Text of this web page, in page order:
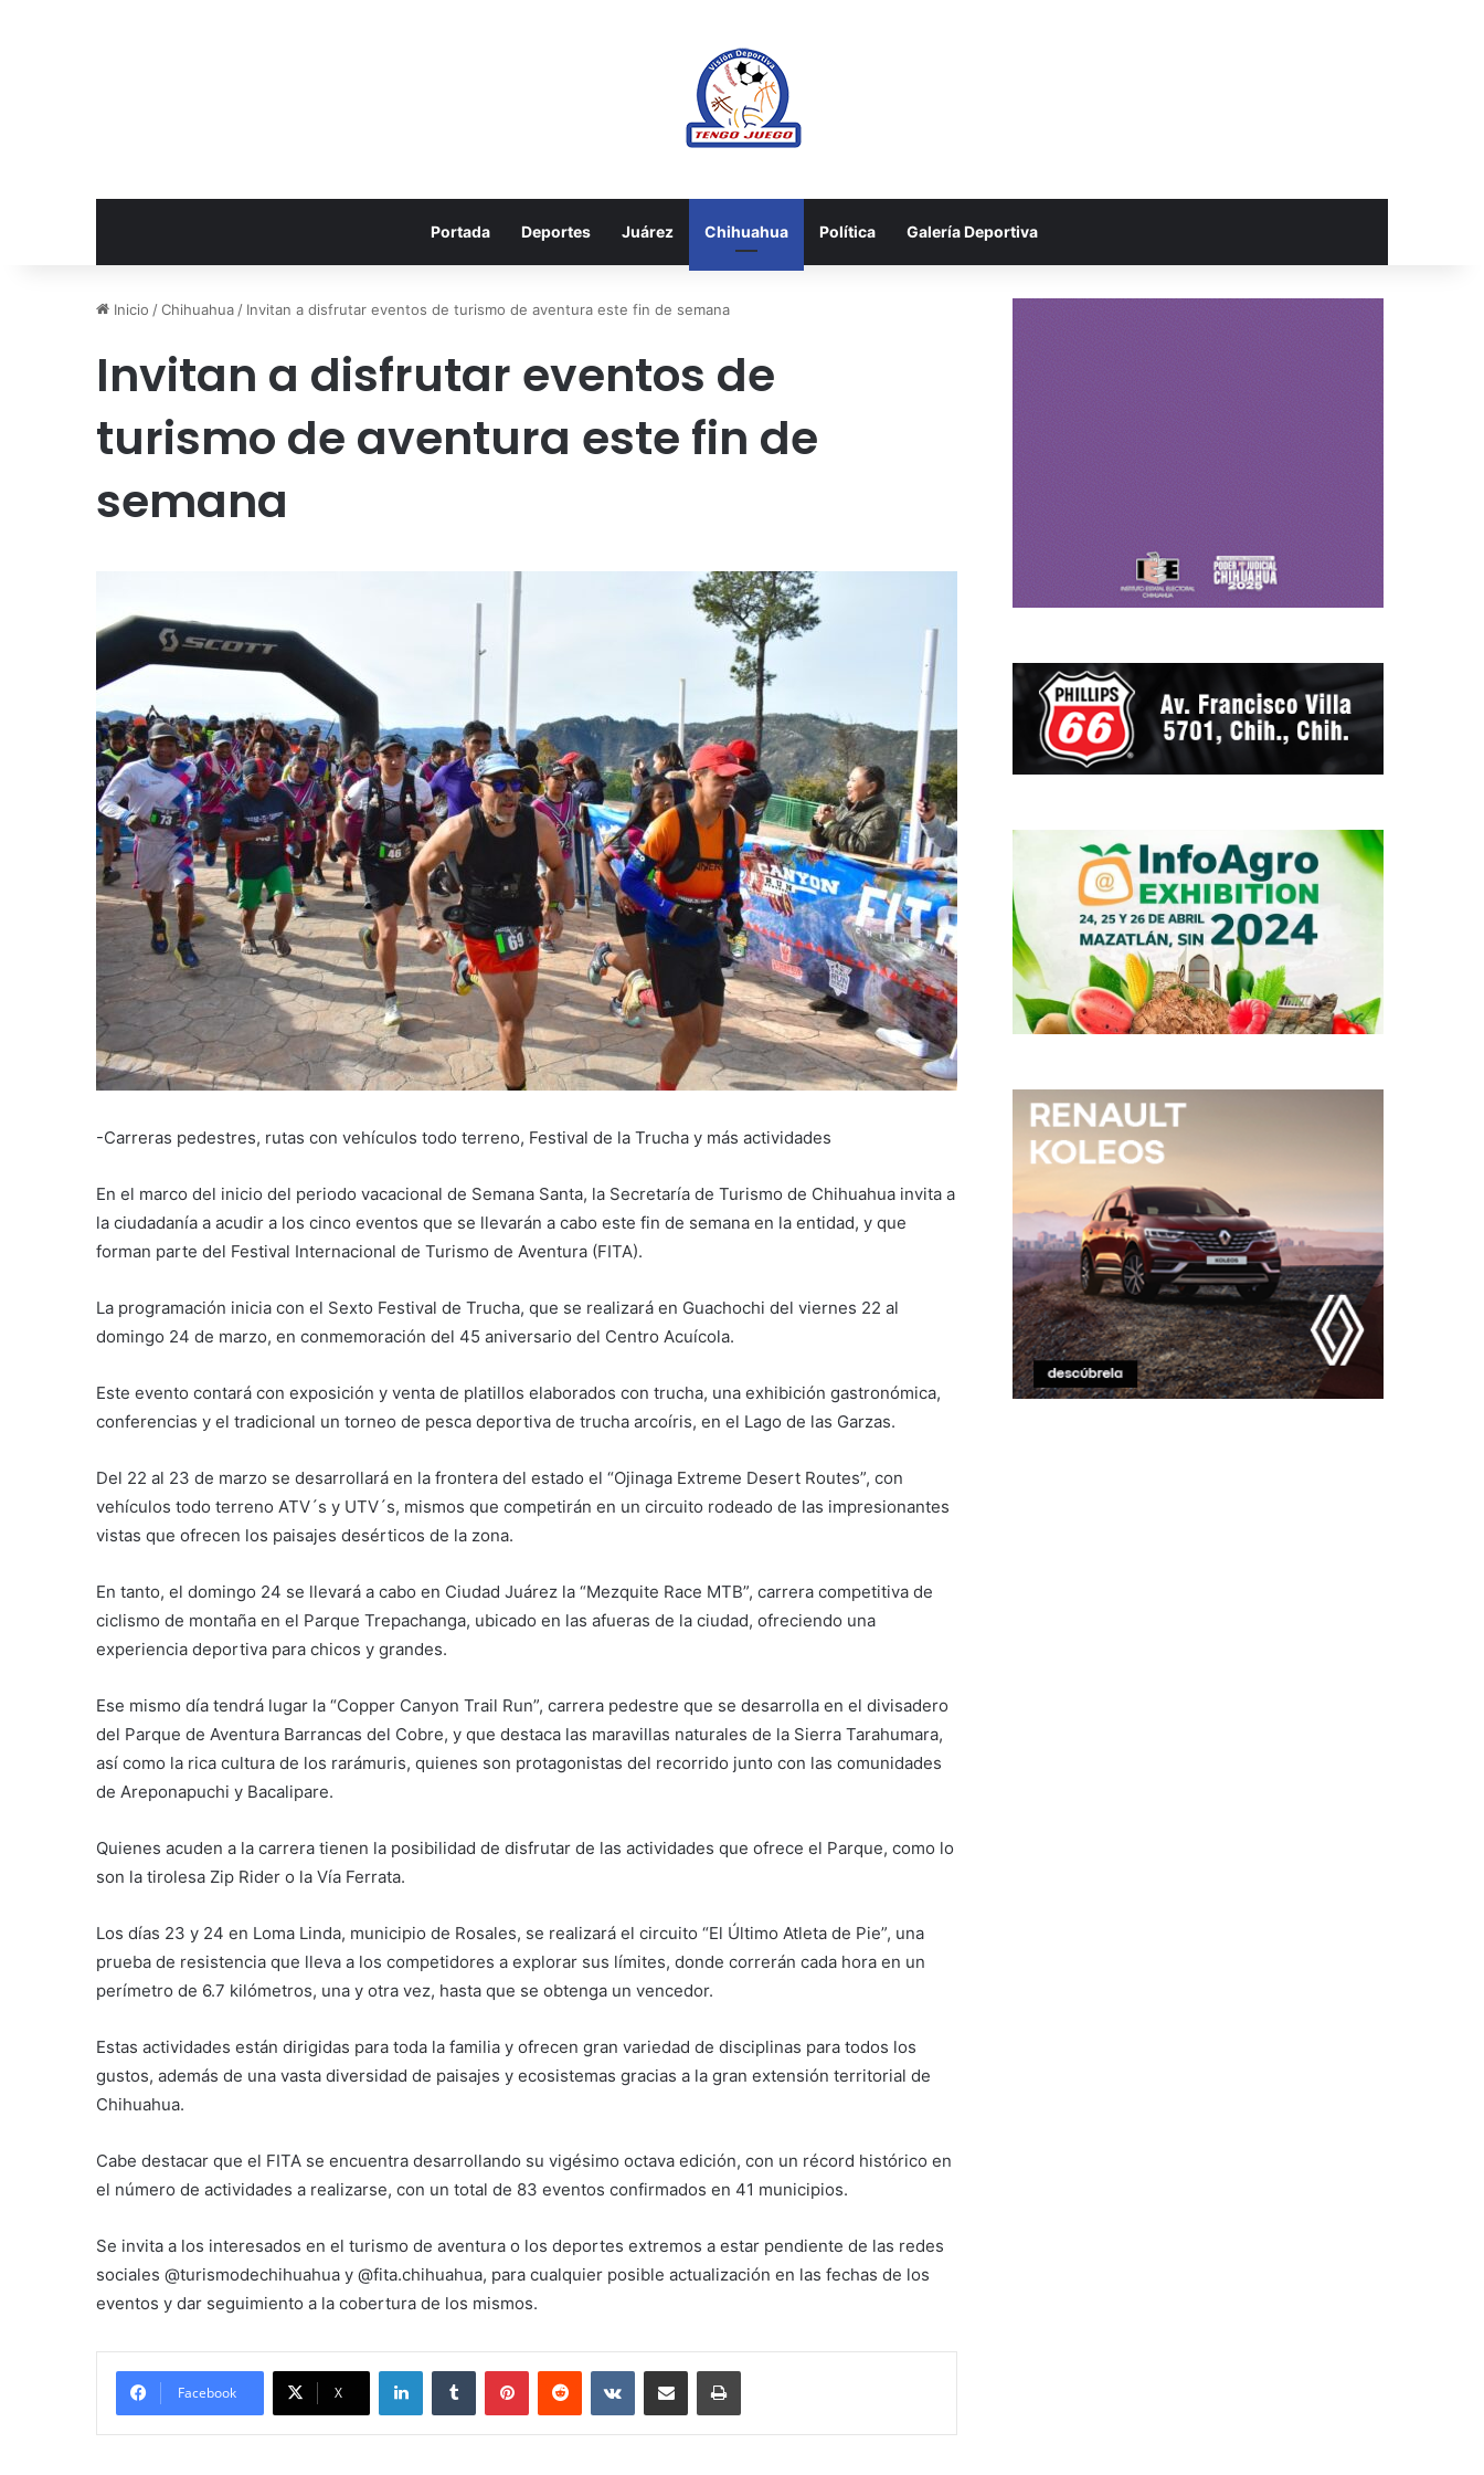
Portada Deportes Juárez Chihuahua Política Galería Deportiva
Inicio /Chihuahua / Invitan a disfrutar eventos de turismo de aventura este fin de semana
Invitan a disfrutar eventos de
turismo de aventura este fin de
semana
-Carreras pedestres, rutas con vehículos todo terreno, Festival de la Trucha y más actividades
En el marco del inicio del periodo vacacional de Semana Santa, la Secretaría de Turismo de Chihuahua invita a
la ciudadanía a acudir a los cinco eventos que se llevarán a cabo este fin de semana en la entidad, y que
forman parte del Festival Internacional de Turismo de Aventura (FITA).
La programación inicia con el Sexto Festival de Trucha, que se realizará en Guachochi del viernes 22 al
domingo 24 de marzo, en conmemoración del 45 aniversario del Centro Acuícola.
Este evento contará con exposición y venta de platillos elaborados con trucha, una exhibición gastronómica,
conferencias y el tradicional un torneo de pesca deportiva de trucha arcoíris, en el Lago de las Garzas.
Del 22 al 23 de marzo se desarrollará en la frontera del estado el “Ojinaga Extreme Desert Routes”, con
vehículos todo terreno ATV´s y UTV´s, mismos que competirán en un circuito rodeado de las impresionantes
vistas que ofrecen los paisajes desérticos de la zona.
En tanto, el domingo 24 se llevará a cabo en Ciudad Juárez la “Mezquite Race MTB”, carrera competitiva de
ciclismo de montaña en el Parque Trepachanga, ubicado en las afueras de la ciudad, ofreciendo una
experiencia deportiva para chicos y grandes.
Ese mismo día tendrá lugar la “Copper Canyon Trail Run”, carrera pedestre que se desarrolla en el divisadero
del Parque de Aventura Barrancas del Cobre, y que destaca las maravillas naturales de la Sierra Tarahumara,
así como la rica cultura de los rarámuris, quienes son protagonistas del recorrido junto con las comunidades
de Areponapuchi y Bacalipare.
Quienes acuden a la carrera tienen la posibilidad de disfrutar de las actividades que ofrece el Parque, como lo
son la tirolesa Zip Rider o la Vía Ferrata.
Los días 23 y 24 en Loma Linda, municipio de Rosales, se realizará el circuito “El Último Atleta de Pie”, una
prueba de resistencia que lleva a los competidores a explorar sus límites, donde correrán cada hora en un
perímetro de 6.7 kilómetros, una y otra vez, hasta que se obtenga un vencedor.
Estas actividades están dirigidas para toda la familia y ofrecen gran variedad de disciplinas para todos los
gustos, además de una vasta diversidad de paisajes y ecosistemas gracias a la gran extensión territorial de
Chihuahua.
Cabe destacar que el FITA se encuentra desarrollando su vigésimo octava edición, con un récord histórico en
el número de actividades a realizarse, con un total de 83 eventos confirmados en 41 municipios.
Se invita a los interesados en el turismo de aventura o los deportes extremos a estar pendiente de las redes
sociales @turismodechihuahua y @fita.chihuahua, para cualquier posible actualización en las fechas de los
eventos y dar seguimiento a la cobertura de los mismos.
Facebook X
LinkedInTumblr PinterestReddit VKontakteShare via Email Print